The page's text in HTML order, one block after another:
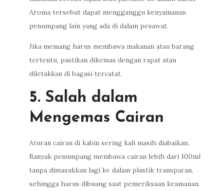
Aroma tersebut dapat mengganggu kenyamanan
penumpang lain yang ada di dalam pesawat.
Jika memang harus membawa makanan atau barang
tertentu, pastikan dikemas dengan rapat atau
diletakkan di bagasi tercatat.
5. Salah dalam
Mengemas Cairan
Aturan cairan di kabin sering kali masih diabaikan.
Banyak penumpang membawa cairan lebih dari 100ml
tanpa dimasukkan lagi ke dalam plastik transparan,
sehingga harus dibuang saat pemeriksaan keamanan.